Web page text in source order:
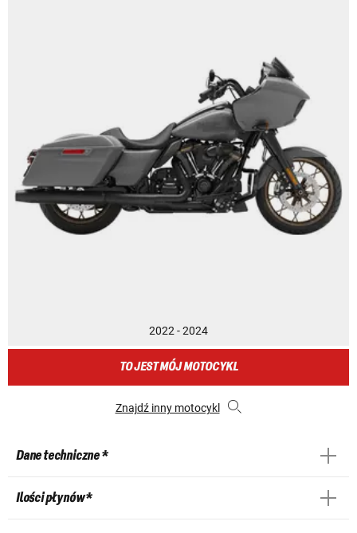
2022 - 2024
TO JEST MÓJ MOTOCYKL
Znajdź inny motocykl
Dane techniczne *
Ilości płynów *